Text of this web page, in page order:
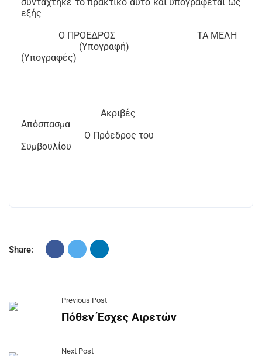
εξής
Ο ΠΡΟΕΔΡΟΣ
ΤΑ ΜΕΛΗ
(Υπογραφή)
(Υπογραφές)
Ακριβές
Απόσπασμα
Ο Πρόεδρος του
Συμβουλίου
Share:
Previous Post
Πόθεν Έσχες Αιρετών
Next Post